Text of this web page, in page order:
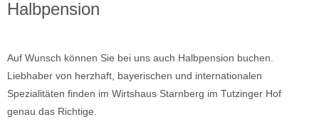
Halbpension
Auf Wunsch können Sie bei uns auch Halbpension buchen.
Liebhaber von herzhaft, bayerischen und internationalen
Spezialitäten finden im Wirtshaus Starnberg im Tutzinger Hof
genau das Richtige.